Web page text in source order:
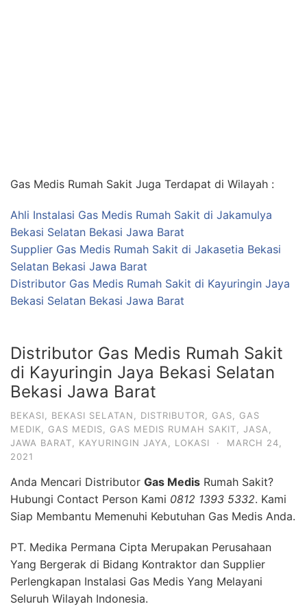
Gas Medis Rumah Sakit Juga Terdapat di Wilayah :
Ahli Instalasi Gas Medis Rumah Sakit di Jakamulya
Bekasi Selatan Bekasi Jawa Barat
Supplier Gas Medis Rumah Sakit di Jakasetia Bekasi
Selatan Bekasi Jawa Barat
Distributor Gas Medis Rumah Sakit di Kayuringin Jaya
Bekasi Selatan Bekasi Jawa Barat
Distributor Gas Medis Rumah Sakit
di Kayuringin Jaya Bekasi Selatan
Bekasi Jawa Barat
BEKASI BEKASI SELATAN DISTRIBUTOR GAS
GAS
MEDIK
GAS MEDIS GAS MEDIS RUMAH SAKIT JASA
JAWA BARAT
KAYURINGIN JAYA LOKASI ·
MARCH 24,
2021
Anda Mencari Distributor Gas Medis Rumah Sakit?
Hubungi Contact Person Kami 0812 1393 5332. Kami
Siap Membantu Memenuhi Kebutuhan Gas Medis Anda.
PT. Medika Permana Cipta Merupakan Perusahaan
Yang Bergerak di Bidang Kontraktor dan Supplier
Perlengkapan Instalasi Gas Medis Yang Melayani
Seluruh Wilayah Indonesia.